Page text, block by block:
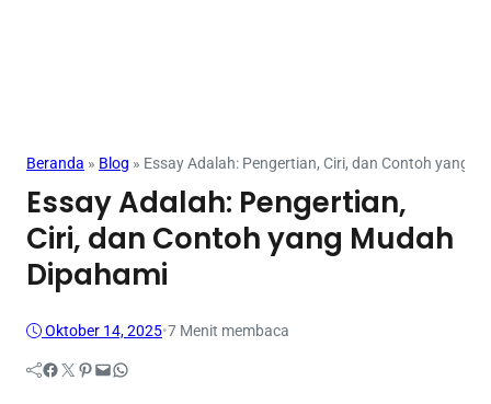
Beranda » Blog » Essay Adalah: Pengertian, Ciri, dan Contoh yang
Essay Adalah: Pengertian,
Ciri, dan Contoh yang Mudah
Dipahami
Oktober 14, 2025•7 Menit membaca
Facebook Twitter Pinterest Mail WhatsApp